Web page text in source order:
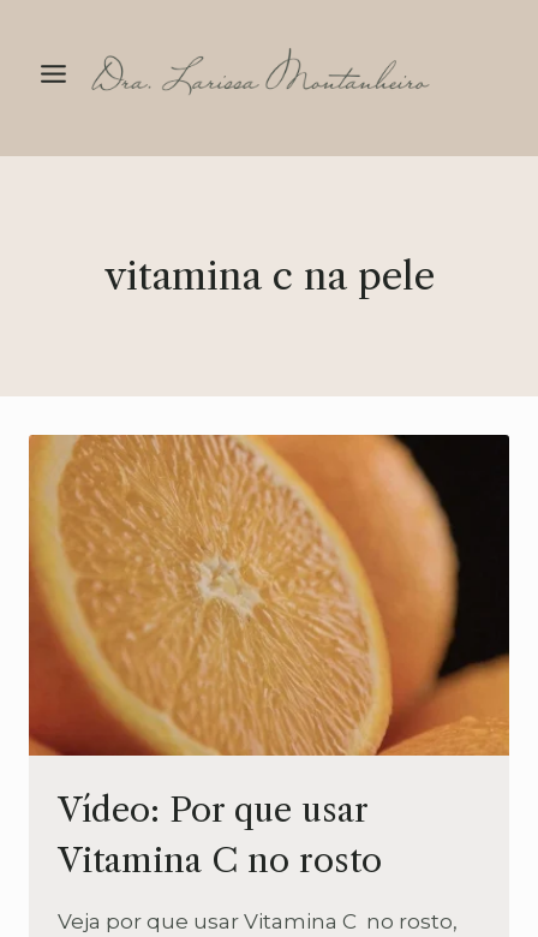
vitamina c na pele
Vídeo: Por que usar
Vitamina C no rosto
Veja por que usar Vitamina C no rosto,